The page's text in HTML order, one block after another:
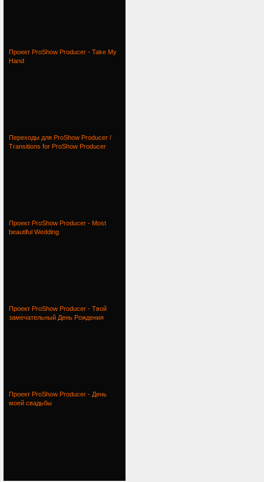
Проект ProShow Producer - Take My
Hand
Переходы для ProShow Producer /
Transitions for ProShow Producer
Проект ProShow Producer - Most
beautiful Wedding
Проект ProShow Producer - Твой
замечательный День Рождения
Проект ProShow Producer - День
моей свадьбы